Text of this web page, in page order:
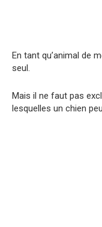
En tant qu’animal de
seul.
Mais il ne faut pas
lesquelles un chien